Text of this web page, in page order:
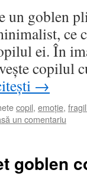
un goblen
ce
ei. În
copilul
→
copil, emoție,
un comentariu
goblen